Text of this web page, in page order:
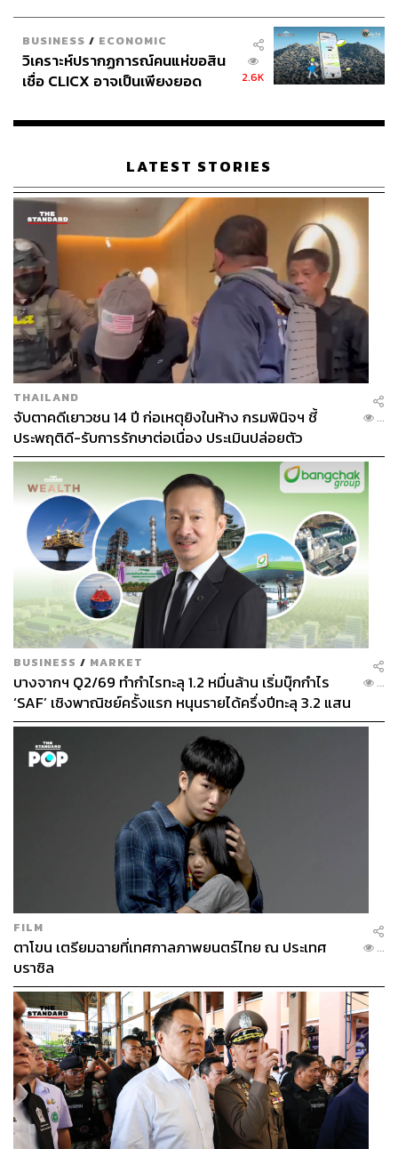
BUSINESS / ECONOMIC
วิเคราะห์ปรากฏการณ์คนแห่ขอสิน
เชื่อ CLICX อาจเป็นเพียงยอด
เรือนไทยที่ถูกซุกไว้
2.6K
LATEST STORIES
THAILAND
จับตาคดีเยาวชน 14 ปี ก่อเหตุยิงในห้าง กรมพินิจฯ ชี้
ประพฤติดี-รับการรักษาต่อเนื่อง ประเมินปล่อยตัว
...
BUSINESS / MARKET
บางจากฯ Q2/69 ทำกำไรทะลุ 1.2 หมื่นล้าน เริ่มบุ๊กกำไร
‘SAF’ เชิงพาณิชย์ครั้งแรก หนุนรายได้ครึ่งปีทะลุ 3.2 แสน
ล้าน
...
FILM
ตาโขน เตรียมฉายที่เทศกาลภาพยนตร์ไทย ณ ประเทศ
บราซิล
...